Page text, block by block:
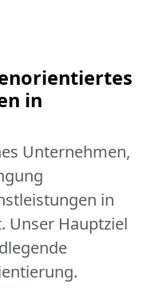
in
Unternehmen,
in
Unser Hauptziel